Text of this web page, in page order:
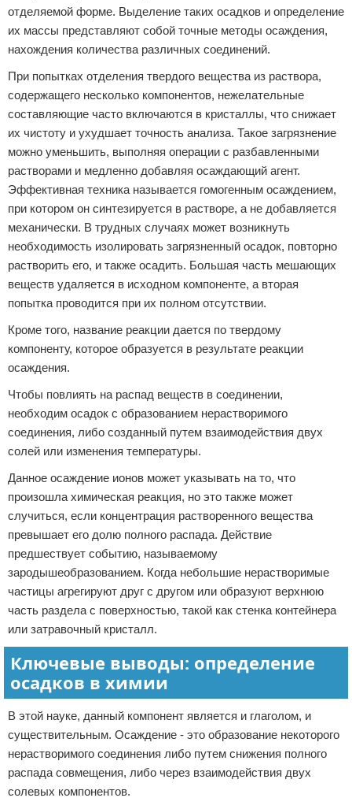
отделяемой форме. Выделение таких осадков и определение
их массы представляют собой точные методы осаждения,
нахождения количества различных соединений.
При попытках отделения твердого вещества из раствора,
содержащего несколько компонентов, нежелательные
составляющие часто включаются в кристаллы, что снижает
их чистоту и ухудшает точность анализа. Такое загрязнение
можно уменьшить, выполняя операции с разбавленными
растворами и медленно добавляя осаждающий агент.
Эффективная техника называется гомогенным осаждением,
при котором он синтезируется в растворе, а не добавляется
механически. В трудных случаях может возникнуть
необходимость изолировать загрязненный осадок, повторно
растворить его, и также осадить. Большая часть мешающих
веществ удаляется в исходном компоненте, а вторая
попытка проводится при их полном отсутствии.
Кроме того, название реакции дается по твердому
компоненту, которое образуется в результате реакции
осаждения.
Чтобы повлиять на распад веществ в соединении,
необходим осадок с образованием нерастворимого
соединения, либо созданный путем взаимодействия двух
солей или изменения температуры.
Данное осаждение ионов может указывать на то, что
произошла химическая реакция, но это также может
случиться, если концентрация растворенного вещества
превышает его долю полного распада. Действие
предшествует событию, называемому
зародышеобразованием. Когда небольшие нерастворимые
частицы агрегируют друг с другом или образуют верхнюю
часть раздела с поверхностью, такой как стенка контейнера
или затравочный кристалл.
Ключевые выводы: определение
осадков в химии
В этой науке, данный компонент является и глаголом, и
существительным. Осаждение - это образование некоторого
нерастворимого соединения либо путем снижения полного
распада совмещения, либо через взаимодействия двух
солевых компонентов.